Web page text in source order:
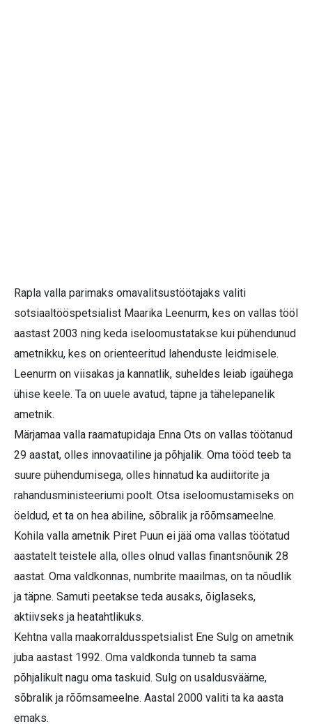
Rapla valla parimaks omavalitsustöötajaks valiti
sotsiaaltööspetsialist Maarika Leenurm, kes on vallas tööl
aastast 2003 ning keda iseloomustatakse kui pühendunud
ametnikku, kes on orienteeritud lahenduste leidmisele.
Leenurm on viisakas ja kannatlik, suheldes leiab igaühega
ühise keele. Ta on uuele avatud, täpne ja tähelepanelik
ametnik.
Märjamaa valla raamatupidaja Enna Ots on vallas töötanud
29 aastat, olles innovaatiline ja põhjalik. Oma tööd teeb ta
suure pühendumisega, olles hinnatud ka audiitorite ja
rahandusministeeriumi poolt. Otsa iseloomustamiseks on
öeldud, et ta on hea abiline, sõbralik ja rõõmsameelne.
Kohila valla ametnik Piret Puun ei jää oma vallas töötatud
aastatelt teistele alla, olles olnud vallas finantsnõunik 28
aastat. Oma valdkonnas, numbrite maailmas, on ta nõudlik
ja täpne. Samuti peetakse teda ausaks, õiglaseks,
aktiivseks ja heatahtlikuks.
Kehtna valla maakorraldusspetsialist Ene Sulg on ametnik
juba aastast 1992. Oma valdkonda tunneb ta sama
põhjalikult nagu oma taskuid. Sulg on usaldusväärne,
sõbralik ja rõõmsameelne. Aastal 2000 valiti ta ka aasta
emaks.